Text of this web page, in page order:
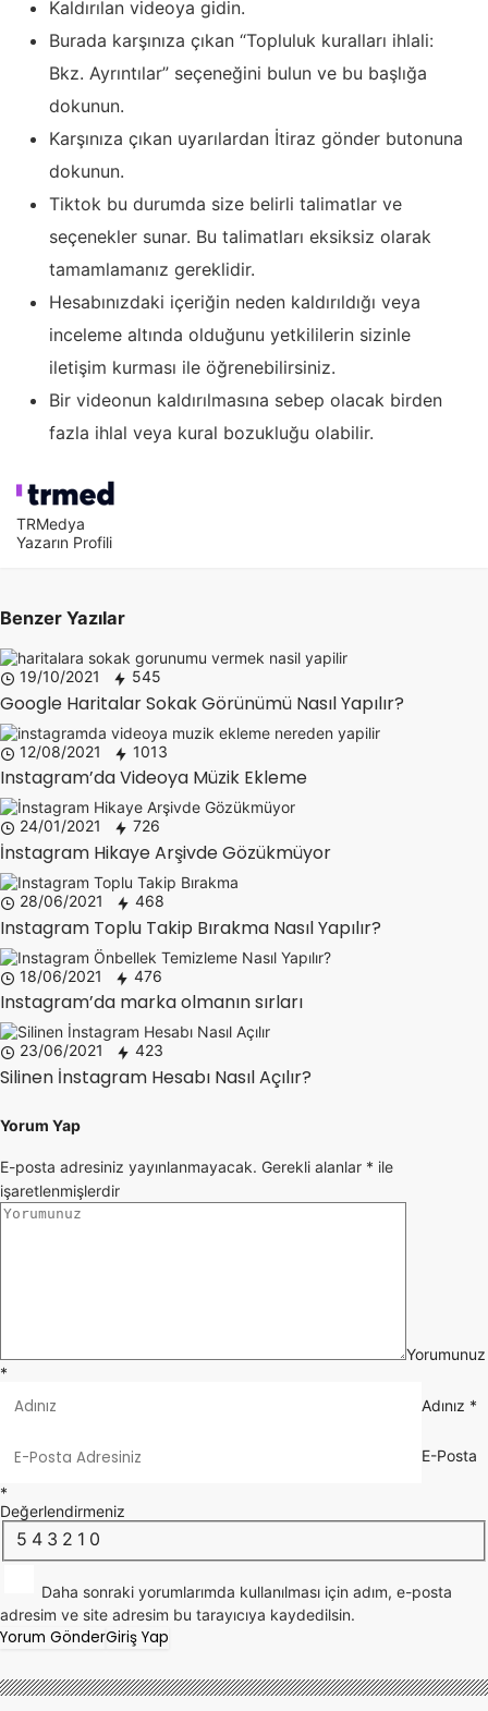
Kaldırılan videoya gidin.
Burada karşınıza çıkan “Topluluk kuralları ihlali:
Bkz. Ayrıntılar” seçeneğini bulun ve bu başlığa
dokunun.
Karşınıza çıkan uyarılardan İtiraz gönder butonuna
dokunun.
Tiktok bu durumda size belirli talimatlar ve
seçenekler sunar. Bu talimatları eksiksiz olarak
tamamlamanız gereklidir.
Hesabınızdaki içeriğin neden kaldırıldığı veya
inceleme altında olduğunu yetkililerin sizinle
iletişim kurması ile öğrenebilirsiniz.
Bir videonun kaldırılmasına sebep olacak birden
fazla ihlal veya kural bozukluğu olabilir.
TRMedya
Yazarın Profili
Benzer Yazılar
19/10/2021 545
Google Haritalar Sokak Görünümü Nasıl Yapılır?
12/08/2021 1013
Instagram’da Videoya Müzik Ekleme
24/01/2021 726
İnstagram Hikaye Arşivde Gözükmüyor
28/06/2021 468
Instagram Toplu Takip Bırakma Nasıl Yapılır?
18/06/2021 476
Instagram’da marka olmanın sırları
23/06/2021 423
Silinen İnstagram Hesabı Nasıl Açılır?
Yorum Yap
E-posta adresiniz yayınlanmayacak. Gerekli alanlar * ile
işaretlenmişlerdir
Yorumunuz
*
Adınız *
E-Posta
*
Değerlendirmeniz
5 4 3 2 1 0
Daha sonraki yorumlarımda kullanılması için adım, e-posta
adresim ve site adresim bu tarayıcıya kaydedilsin.
Yorum GönderGiriş Yap